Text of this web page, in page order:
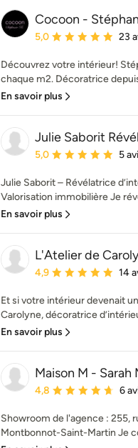
Cocoon -
Note moyenne : 5
5,0 23
Découvrez votre intérieur!
chaque m2. Décoratrice
En savoir plus
Julie Saborit
Note moyenne : 5
5,0 5
Julie Saborit – Révélatrice
Valorisation immobilière Je
En savoir plus
L'Atelier de
Note moyenne : 4.9
4,9 14
Et si votre intérieur devenait
Carolyne, décoratrice
En savoir plus
Maison M - Sarah
Note moyenne : 4.8
4,8 6
Showroom de l'agence : 255,
Montbonnot-Saint-Martin Je